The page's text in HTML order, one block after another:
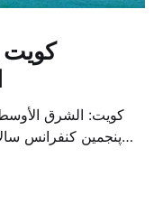
کویت
کویت: الشرق
پنجمین کنفرانس
متخصص از